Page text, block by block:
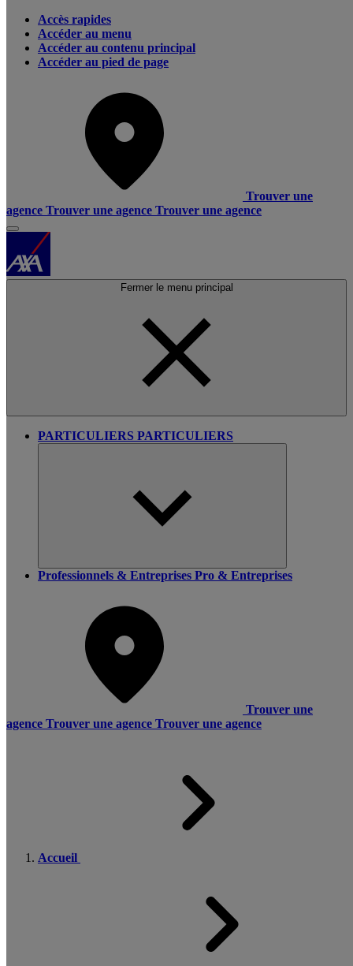
Accès rapides
Accéder au menu
Accéder au contenu principal
Accéder au pied de page
Trouver une
agence Trouver une agence Trouver une agence
Fermer le menu principal
PARTICULIERS PARTICULIERS
Professionnels & Entreprises Pro & Entreprises
Trouver une
agence Trouver une agence Trouver une agence
Accueil